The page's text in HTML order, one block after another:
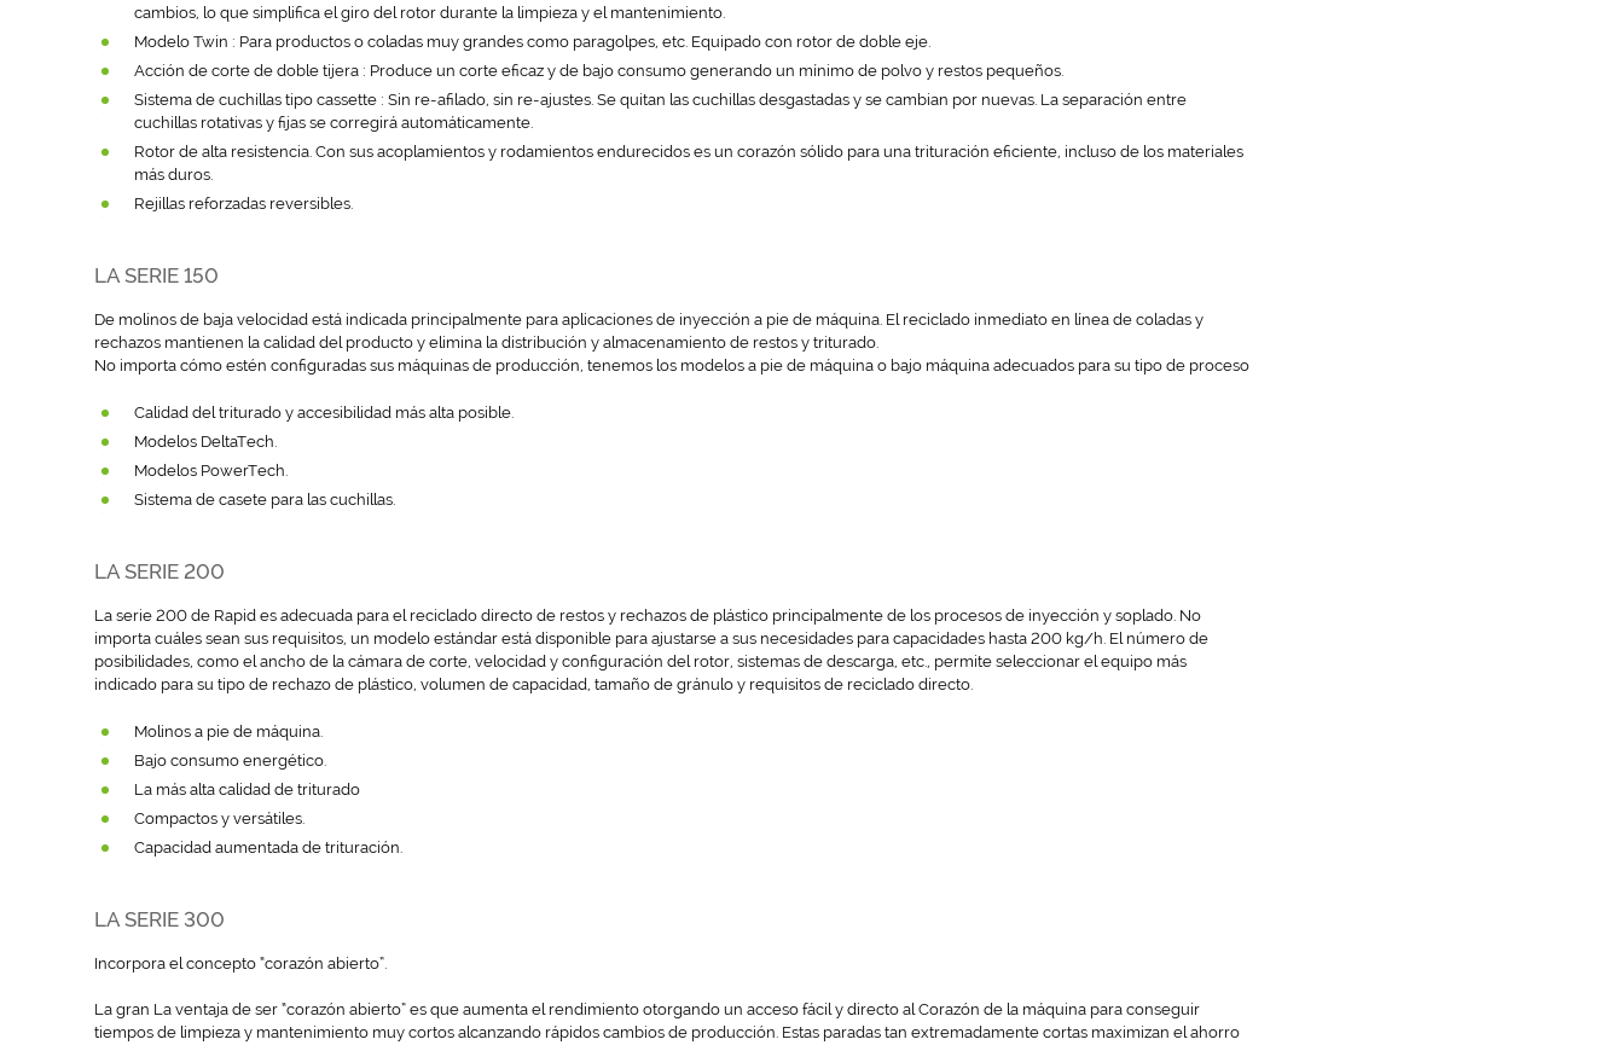
cambios, lo que simplifica el giro del rotor durante la limpieza y el mantenimiento.
Modelo Twin : Para productos o coladas muy grandes como paragolpes, etc. Equipado con rotor de doble eje.
Acción de corte de doble tijera : Produce un corte eficaz y de bajo consumo generando un mínimo de polvo y restos pequeños.
Sistema de cuchillas tipo cassette : Sin re-afilado, sin re-ajustes. Se quitan las cuchillas desgastadas y se cambian por nuevas. La separación entre
cuchillas rotativas y fijas se corregirá automáticamente.
Rotor de alta resistencia. Con sus acoplamientos y rodamientos endurecidos es un corazón sólido para una trituración eficiente, incluso de los materiales
más duros.
Rejillas reforzadas reversibles.
LA SERIE 150
De molinos de baja velocidad está indicada principalmente para aplicaciones de inyección a pie de máquina. El reciclado inmediato en línea de coladas y
rechazos mantienen la calidad del producto y elimina la distribución y almacenamiento de restos y triturado.
No importa cómo estén configuradas sus máquinas de producción, tenemos los modelos a pie de máquina o bajo máquina adecuados para su tipo de proceso
Calidad del triturado y accesibilidad más alta posible.
Modelos DeltaTech.
Modelos PowerTech.
Sistema de casete para las cuchillas.
LA SERIE 200
La serie 200 de Rapid es adecuada para el reciclado directo de restos y rechazos de plástico principalmente de los procesos de inyección y soplado. No
importa cuáles sean sus requisitos, un modelo estándar está disponible para ajustarse a sus necesidades para capacidades hasta 200 kg/h. El número de
posibilidades, como el ancho de la cámara de corte, velocidad y configuración del rotor, sistemas de descarga, etc., permite seleccionar el equipo más
indicado para su tipo de rechazo de plástico, volumen de capacidad, tamaño de gránulo y requisitos de reciclado directo.
Molinos a pie de máquina.
Bajo consumo energético.
La más alta calidad de triturado
Compactos y versátiles.
Capacidad aumentada de trituración.
LA SERIE 300
Incorpora el concepto “corazón abierto”.
La gran La ventaja de ser “corazón abierto” es que aumenta el rendimiento otorgando un acceso fácil y directo al Corazón de la máquina para conseguir
tiempos de limpieza y mantenimiento muy cortos alcanzando rápidos cambios de producción. Estas paradas tan extremadamente cortas maximizan el ahorro